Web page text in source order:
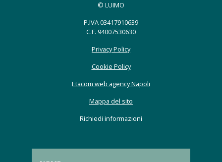
© LUIMO
P.IVA 03417910639
C.F. 94007530630
Privacy Policy
Cookie Policy
Etacom web agency Napoli
Mappa del sito
Richiedi informazioni